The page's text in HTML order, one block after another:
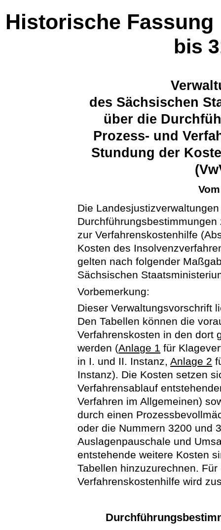
Historische Fassung
bis
des Sächsischen
über die
Prozess- und
Stundung der
Die
zur Verfahrenskostenhilfe
Kosten des
gelten nach folgender
Sächsischen
Vorbemerkung:
Dieser Verwaltungsvorschrift
Den Tabellen können die
Verfahrenskosten in den dort
werden (Anlage 1 für
in I. und II. Instanz,Anlage 2
Instanz). Die Kosten setzen
Verfahrensablauf
Verfahren im Allgemeinen)
durch einen
oder die Nummern 3200 und
Auslagenpauschale und
entstehende weitere Kosten
Tabellen hinzuzurechnen.
Verfahrenskostenhilfe wird